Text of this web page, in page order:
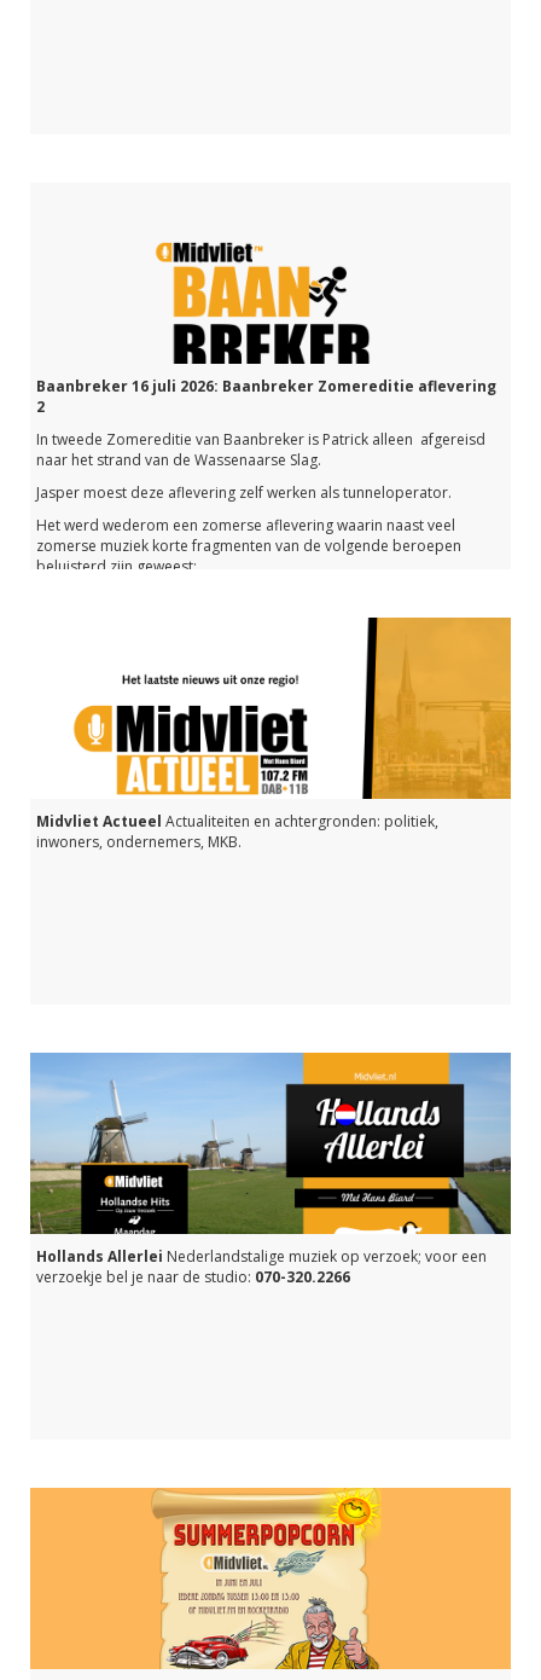
Baanbreker 16 juli 2026: Baanbreker Zomereditie aflevering
2
In tweede Zomereditie van Baanbreker is Patrick alleen afgereisd
naar het strand van de Wassenaarse Slag.
Jasper moest deze aflevering zelf werken als tunneloperator.
Het werd wederom een zomerse aflevering waarin naast veel
zomerse muziek korte fragmenten van de volgende beroepen
beluisterd zijn geweest:
Wil je deze aflevering (nogmaals) terug luisteren klik dan op de link
hieronder.
</
Midvliet Actueel Actualiteiten en achtergronden: politiek,
inwoners, ondernemers, MKB.
Hollands Allerlei Nederlandstalige muziek op verzoek; voor een
verzoekje bel je naar de studio: 070-320.2266